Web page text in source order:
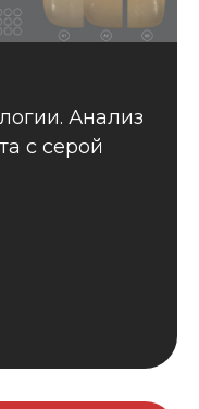
Анализ
с серой